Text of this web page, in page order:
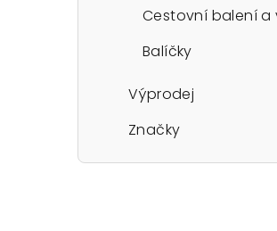
Cestovní balení a
Balíčky
Výprodej
Značky